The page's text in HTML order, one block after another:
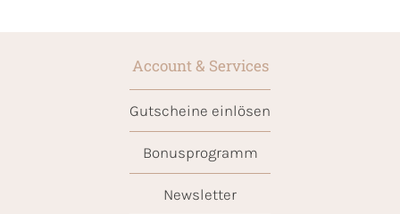
Account & Services
Gutscheine einlösen
Bonusprogramm
Newsletter